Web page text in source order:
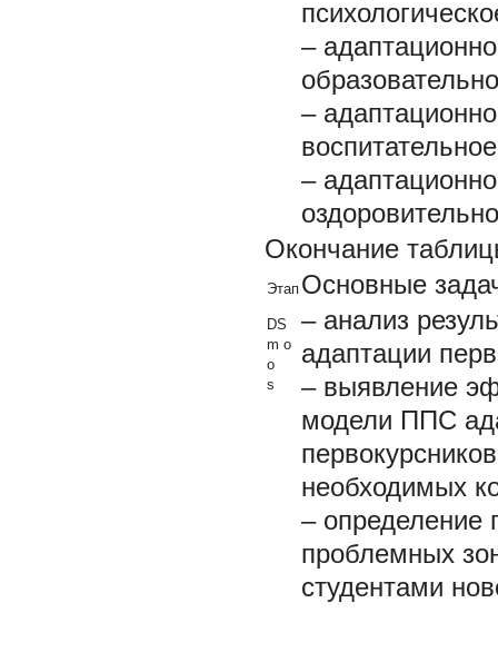
–
–
–
Окончание
Этап Основные
DS
m о
о
s
– анализ
адаптации
– выявление
модели ППС
необходимых
– определение
проблемных
студентами